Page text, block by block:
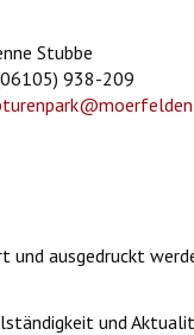
Stubbe
938-209
und ausgedruckt
und